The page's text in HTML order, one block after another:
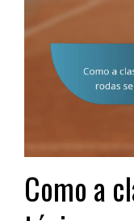
Como a